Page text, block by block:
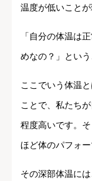
温度が低いことが
「自分の体温は
めなの？」という
ここでいう体温
ことで、私たち
程度高いです。
ほど体のパフォー
その深部体温に